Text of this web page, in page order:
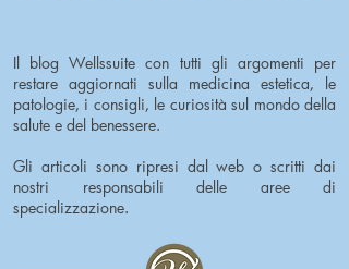
Il blog Wellssuite con tutti gli argomenti per
restare aggiornati sulla medicina estetica, le
patologie, i consigli, le curiosità sul mondo della
salute e del benessere.
Gli articoli sono ripresi dal web o scritti dai
nostri responsabili delle aree di
specializzazione.